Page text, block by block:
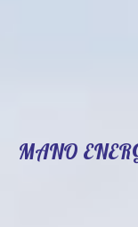
MANO